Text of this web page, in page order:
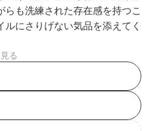
も洗練された存在感を持つこ
にさりげない気品を添えてく
る